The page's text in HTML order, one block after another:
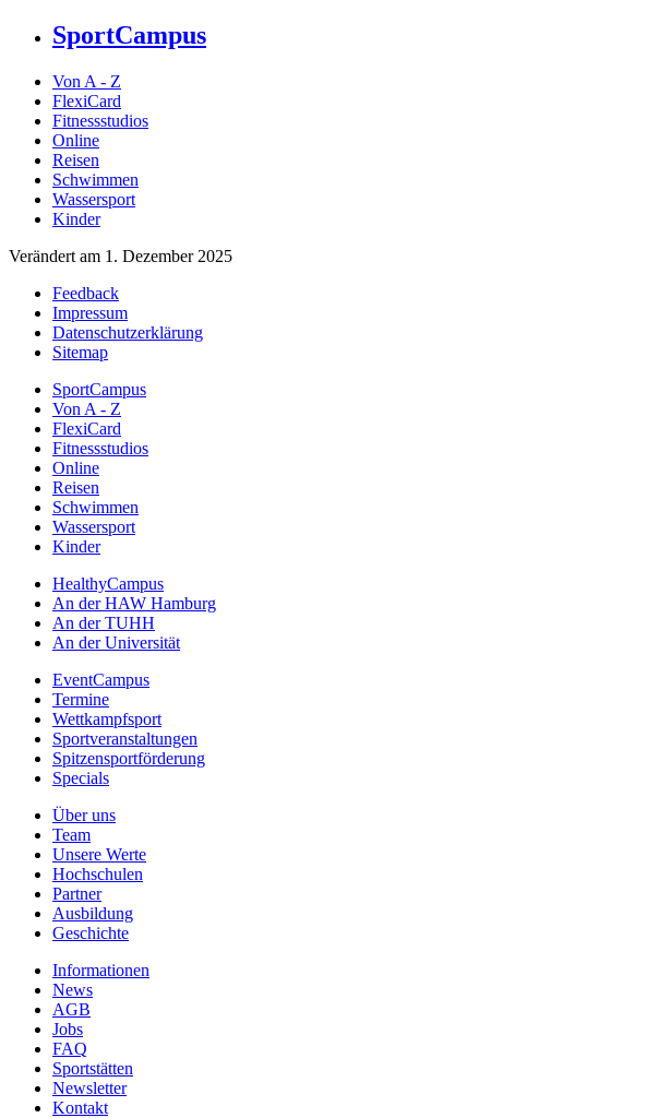
SportCampus
Von A - Z
FlexiCard
Fitnessstudios
Online
Reisen
Schwimmen
Wassersport
Kinder
Verändert am 1. Dezember 2025
Feedback
Impressum
Datenschutzerklärung
Sitemap
SportCampus
Von A - Z
FlexiCard
Fitnessstudios
Online
Reisen
Schwimmen
Wassersport
Kinder
HealthyCampus
An der HAW Hamburg
An der TUHH
An der Universität
EventCampus
Termine
Wettkampfsport
Sportveranstaltungen
Spitzensportförderung
Specials
Über uns
Team
Unsere Werte
Hochschulen
Partner
Ausbildung
Geschichte
Informationen
News
AGB
Jobs
FAQ
Sportstätten
Newsletter
Kontakt